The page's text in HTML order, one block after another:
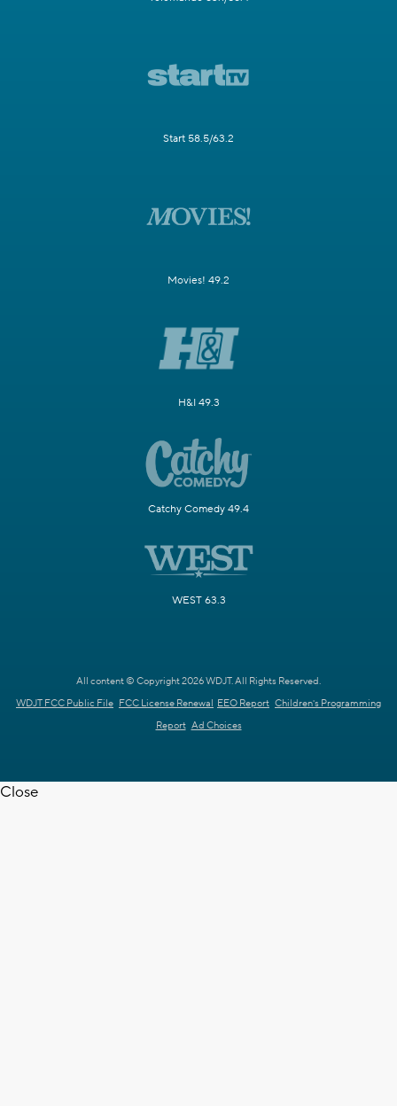
Start 58.5/63.2
Movies! 49.2
H&I 49.3
Catchy Comedy 49.4
WEST 63.3
All content © Copyright 2026 WDJT. All Rights Reserved.
WDJT FCC Public File FCC License Renewal EEO Report Children's Programming
Report Ad Choices
Close